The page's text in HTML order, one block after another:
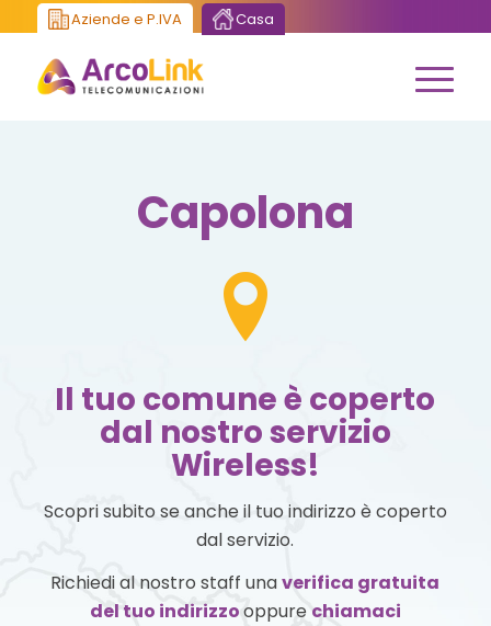
Aziende e P.IVA Casa
Capolona
Il tuo comune è coperto
dal nostro servizio
Wireless!
Scopri subito se anche il tuo indirizzo è coperto
dal servizio.
Richiedi al nostro staff unaverifica gratuita
del tuo indirizzooppure chiamaci